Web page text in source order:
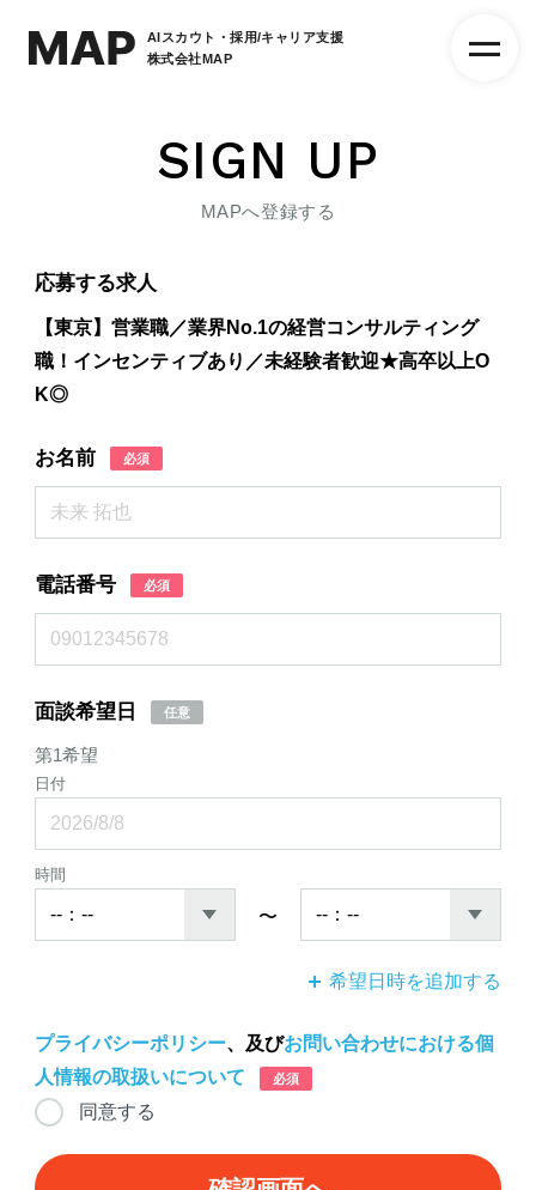
AIスカウト・採用/キャリア支援
株式会社MAP
SIGN UP
MAPへ登録する
応募する求人
【東京】営業職／業界No.1の経営コンサルティング
職！インセンティブあり／未経験者歓迎★高卒以上O
K◎
お名前 必須
電話番号 必須
面談希望日 任意
第1希望
日付
時間
〜
希望日時を追加する
プライバシーポリシー、及びお問い合わせにおける個
人情報の取扱いについて
必須
同意する